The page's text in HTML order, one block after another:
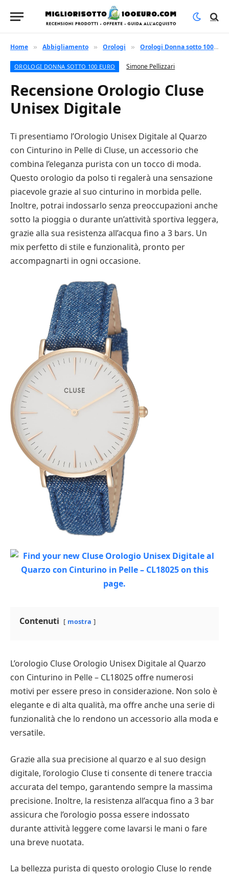
Home » Abbigliamento » Orologi » Orologi Donna sotto 100 euro
OROLOGI DONNA SOTTO 100 EURO Simone Pellizzari
Recensione Orologio Cluse
Unisex Digitale
Ti presentiamo l’Orologio Unisex Digitale al Quarzo
con Cinturino in Pelle di Cluse, un accessorio che
combina l’eleganza purista con un tocco di moda.
Questo orologio da polso ti regalerà una sensazione
piacevole grazie al suo cinturino in morbida pelle.
Inoltre, potrai indossarlo senza preoccupazioni anche
sotto la pioggia o durante un’attività sportiva leggera,
grazie alla sua resistenza all’acqua fino a 3 bars. Un
mix perfetto di stile e funzionalità, pronto per
accompagnarti in ogni occasione.
Contenuti mostra
L’orologio Cluse Orologio Unisex Digitale al Quarzo
con Cinturino in Pelle – CL18025 offre numerosi
motivi per essere preso in considerazione. Non solo è
elegante e di alta qualità, ma offre anche una serie di
funzionalità che lo rendono un accessorio alla moda e
versatile.
Grazie alla sua precisione al quarzo e al suo design
digitale, l’orologio Cluse ti consente di tenere traccia
accurata del tempo, garantendo sempre la massima
precisione. Inoltre, la resistenza all’acqua fino a 3 bar
assicura che l’orologio possa essere indossato
durante attività leggere come lavarsi le mani o fare
una breve nuotata.
La bellezza purista di questo orologio Cluse lo rende